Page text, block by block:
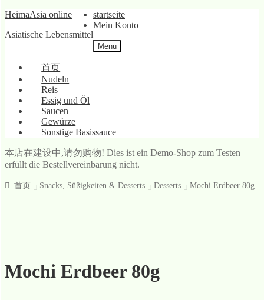
Skip
navigation
Skip
content
HeimaAsia online
Asiatische Lebensmittel
startseite
Mein Konto
Menu
首页
Nudeln
Reis
Essig und Öl
Saucen
Gewürze
Sonstige Basissauce
本店在建设中,请勿购物! Dies ist ein Demo-Shop zum Testen –
erfüllt die Bestellvereinbarung nicht.
首页 Snacks, Süßigkeiten & Desserts Desserts Mochi Erdbeer 80g
Mochi Erdbeer 80g